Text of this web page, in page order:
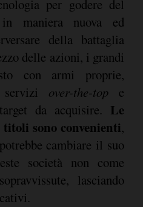
per godere del
maniera nuova ed
della battaglia
delle azioni, i grandi
con armi proprie,
over-the-tope
da acquisire. Le
sono convenienti,
cambiare il suo
società non come
lasciando